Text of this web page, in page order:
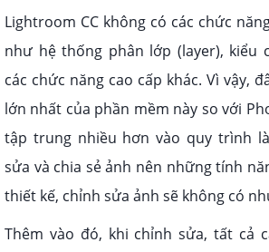
Lightroom CC không có các chức
như hệ thống phân lớp (layer), kiểu
các chức năng cao cấp khác. Vì vậy,
lớn nhất của phần mềm này so với
tập trung nhiều hơn vào quy trình
sửa và chia sẻ ảnh nên những tính
thiết kế, chỉnh sửa ảnh sẽ không có
Thêm vào đó, khi chỉnh sửa, tất cả